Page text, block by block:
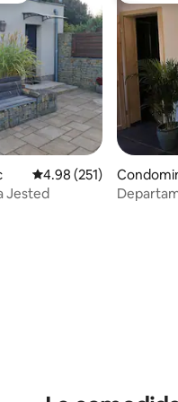
Calificación promedio:
4.98 (251)
Jested